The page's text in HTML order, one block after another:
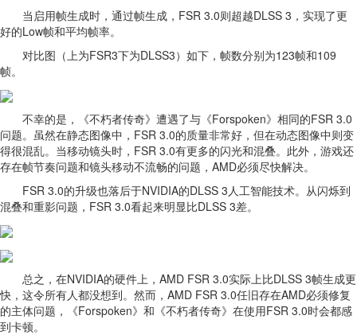
当启用帧生成时，通过帧生成，FSR 3.0则超越DLSS 3，实现了更
好的Low帧和平均帧率。
对比图（上为FSR3下为DLSS3）如下，帧数分别为123帧和109
帧。
不幸的是，《不朽者传奇》遭遇了与《Forspoken》相同的FSR 3.0
问题。虽然在静态图像中，FSR 3.0的质量非常好，但在动态图像中则变
得很混乱。当移动镜头时，FSR 3.0有更多的闪光和混叠。此外，游戏还
存在帧节奏问题和镜头移动不流畅的问题，AMD必须尽快解决。
FSR 3.0的升级也落后于NVIDIA的DLSS 3人工智能技术。从闪烁到
混叠和重影问题，FSR 3.0看起来明显比DLSS 3差。
总之，在NVIDIA的硬件上，AMD FSR 3.0实际上比DLSS 3帧生成更
快，这令所有人都没想到。然而，AMD FSR 3.0任旧存在AMD必须修复
的主体问题，《Forspoken》和《不朽者传奇》在使用FSR 3.0时会都感
到卡顿。